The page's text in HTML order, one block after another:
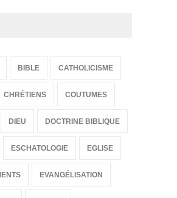
BIBLE CATHOLICISME
CHRÉTIENS COUTUMES
DIEU DOCTRINE BIBLIQUE
ESCHATOLOGIE EGLISE
EVANGÉLISATION